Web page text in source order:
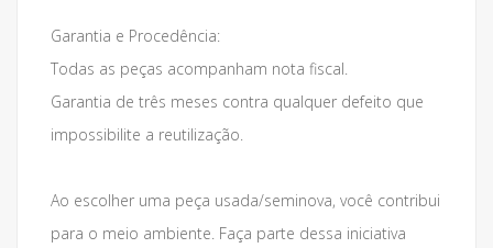
Garantia e Procedência:
Todas as peças acompanham nota fiscal.
Garantia de três meses contra qualquer defeito que
impossibilite a reutilização.
Ao escolher uma peça usada/seminova, você contribui
para o meio ambiente. Faça parte dessa iniciativa